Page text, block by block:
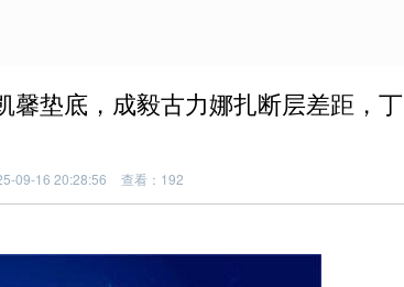
馨垫底，成毅古力娜扎断层差距，丁
09-16 20:28:56 查看：192